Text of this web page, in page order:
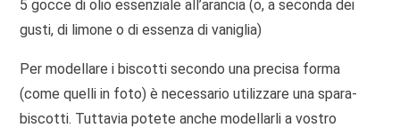
5 gocce di olio essenziale all’arancia (o, a seconda dei
gusti, di limone o di essenza di vaniglia)
Per modellare i biscotti secondo una precisa forma
(come quelli in foto) è necessario utilizzare una spara-
biscotti. Tuttavia potete anche modellarli a vostro